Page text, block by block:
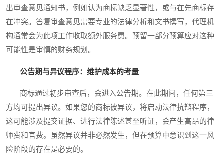
出审查意见通知书，例如认为商标缺乏显著性，或与在先商标存
在冲突。答复审查意见需要专业的法律分析和文书撰写，代理机
构通常会为此项工作收取额外服务费。预留一部分预算应对这种
可能性是审慎的财务规划。
公告期与异议程序：维护成本的考量
商标通过初步审查后，会进入公告期。在此期间，任何第三
方均可提出异议。如果您的商标被异议，将启动法律抗辩程序，
这可能涉及提交证据、进行法律陈述甚至听证，会产生高昂的律
师费和官费。虽然异议并非必然发生，但在预算中意识到这一风
险阶段的存在是必要的。